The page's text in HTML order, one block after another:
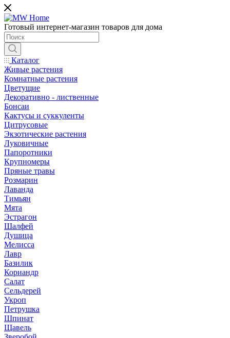
Готовый интернет-магазин товаров для дома
Каталог
Живые растения
Комнатные растения
Цветущие
Декоративно - лиственные
Бонсаи
Кактусы и суккуленты
Цитрусовые
Экзотические растения
Луковичные
Папоротники
Крупномеры
Пряные травы
Розмарин
Лаванда
Тимьян
Мята
Эстрагон
Шалфей
Душица
Мелисса
Лавр
Базилик
Кориандр
Салат
Сельдерей
Укроп
Петрушка
Шпинат
Щавель